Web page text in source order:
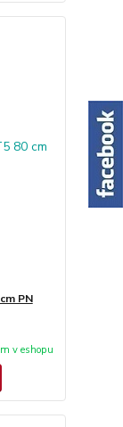
PN
v eshopu